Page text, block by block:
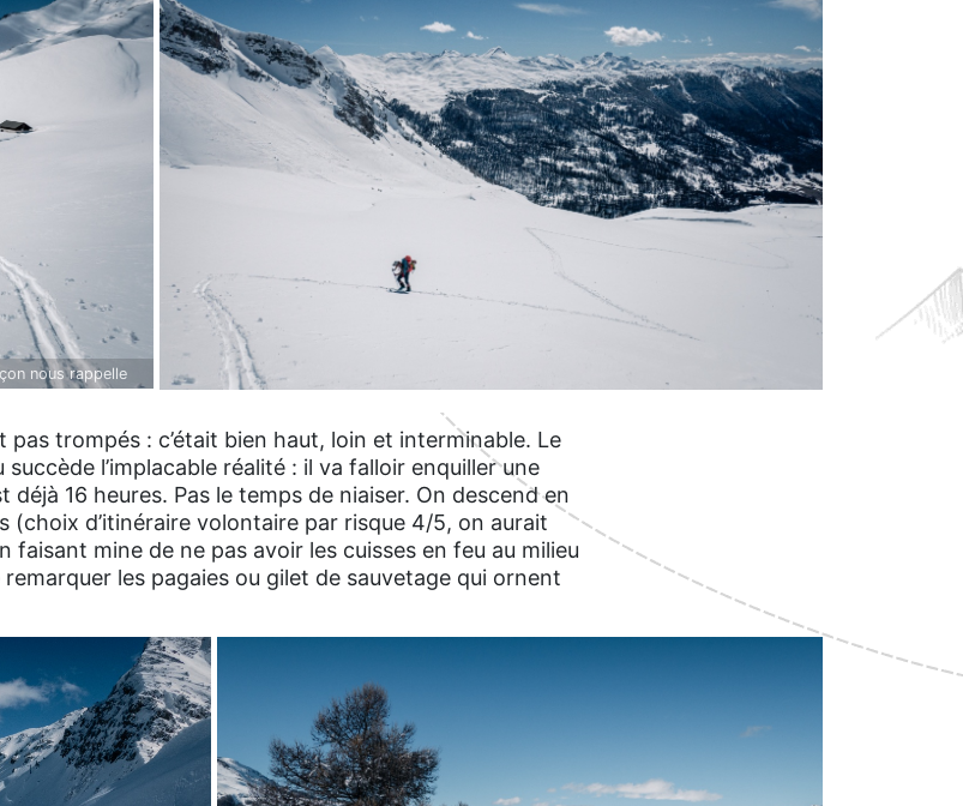
nous rappelle
trompés : c’était bien haut, loin et interminable. Le
l’implacable réalité : il va falloir enquiller une
déjà 16 heures. Pas le temps de niaiser. On descend en
(choix d’itinéraire volontaire par risque 4/5, on aurait
mine de ne pas avoir les cuisses en feu au milieu
les pagaies ou gilet de sauvetage qui ornent